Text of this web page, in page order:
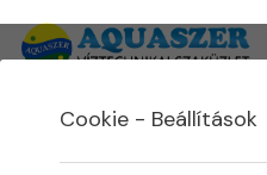
Cookie - Beállítások